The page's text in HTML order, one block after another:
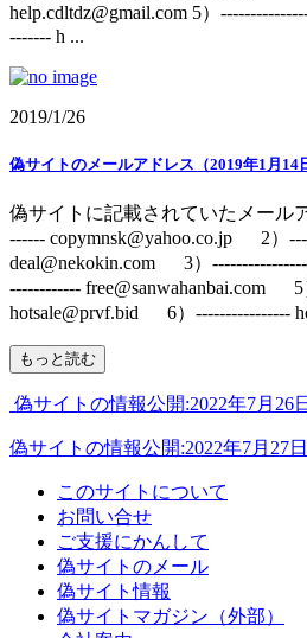
help.cdltdz@gmail.com 5）
------- h ...
2019/1/26
偽サイトのメールアドレス（2019年1月14
偽サイトに記載されていたメール
------ copymnsk@yahoo.co.jp 2）
deal@nekokin.com 3）
------------ free@sanwahanbai.com 5
hotsale@prvf.bid 6）----------------
もっと読む
偽サイトの情報公開:2022年7月26
偽サイトの情報公開:2022年7月27
このサイトについて
お問い合せ
ご支援にかんして
偽サイトのメール
偽サイト情報
偽サイトマガジン（外部）